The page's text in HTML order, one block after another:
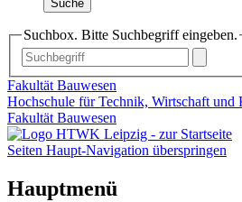
Suche
Suchbox. Bitte Suchbegriff eingeben.
Fakultät Bauwesen
Hochschule für Technik, Wirtschaft
Fakultät Bauwesen
Seiten Haupt-Navigation überspringen
Hauptmenü